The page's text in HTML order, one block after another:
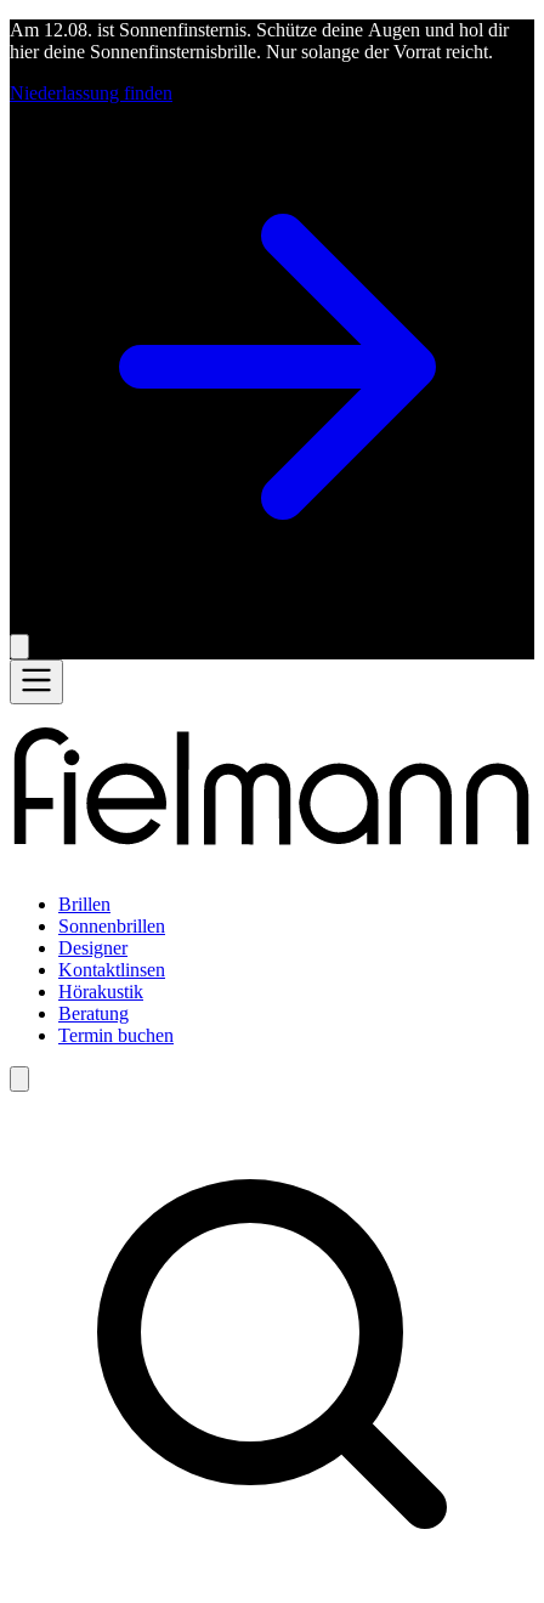
Am 12.08. ist Sonnenfinsternis. Schütze deine Augen und hol dir
hier deine Sonnenfinsternisbrille. Nur solange der Vorrat reicht.
Niederlassung finden
Brillen
Sonnenbrillen
Designer
Kontaktlinsen
Hörakustik
Beratung
Termin buchen